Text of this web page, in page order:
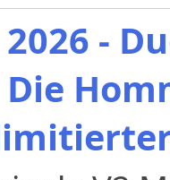
2026 -
Die